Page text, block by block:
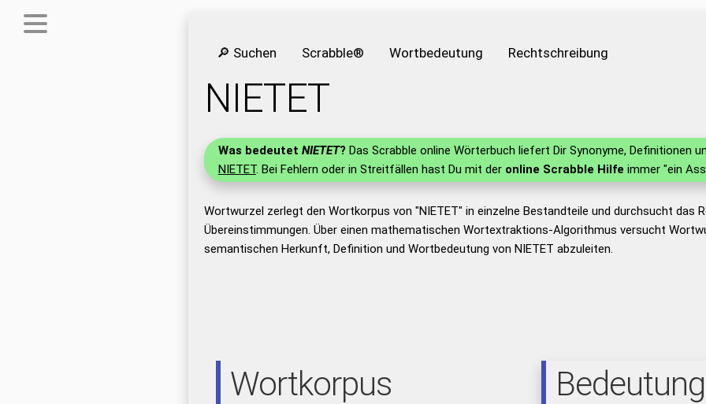
🔎 Suchen Scrabble® Wortbedeutung Rechtschreibung
NIETET
Was bedeutet NIETET? Das Scrabble online Wörterbuch liefert Dir Synonyme, Definitionen
NIETET. Bei Fehlern oder in Streitfällen hast Du mit der online Scrabble Hilfe immer "ein
Wortwurzel zerlegt den Wortkorpus von "NIETET" in einzelne Bestandteile und durchsucht das
Übereinstimmungen. Über einen mathematischen Wortextraktions-Algorithmus versucht
semantischen Herkunft, Definition und Wortbedeutung von NIETET abzuleiten.
Wortkorpus Bedeutung